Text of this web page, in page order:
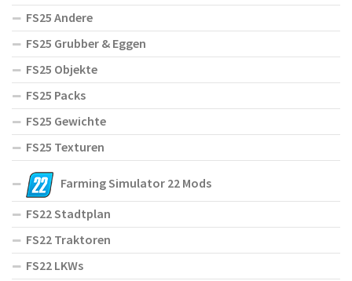
FS25 Andere
FS25 Grubber & Eggen
FS25 Objekte
FS25 Packs
FS25 Gewichte
FS25 Texturen
Farming Simulator 22 Mods
FS22 Stadtplan
FS22 Traktoren
FS22 LKWs